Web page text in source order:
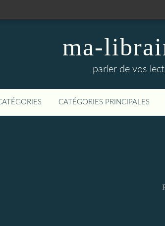
ma-
parler de vos
CATÉGORIES PRINCIPALES